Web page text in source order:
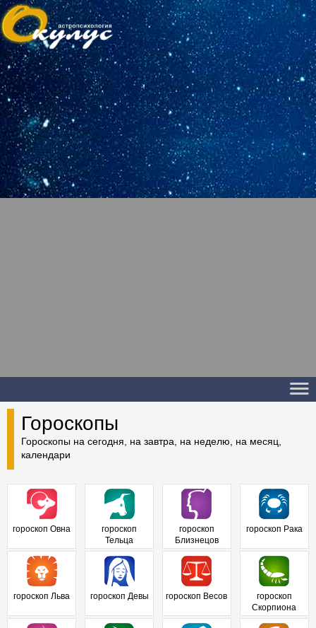
Гороскопы
Гороскопы на сегодня, на завтра, на неделю, на месяц,
календари
гороскоп Овна
гороскоп
Тельца
гороскоп
Близнецов
гороскоп Рака
гороскоп Льва гороскоп Девы гороскоп Весов
гороскоп
Скорпиона